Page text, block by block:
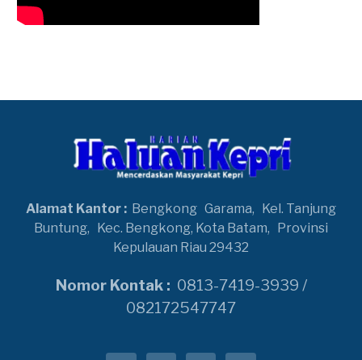
Alamat Kantor : Bengkong Garama,
Kel. Tanjung
Buntung,
Kec. Bengkong, Kota Batam,
Provinsi
Kepulauan Riau 29432
Nomor Kontak : 0813-7419-3939 /
082172547747